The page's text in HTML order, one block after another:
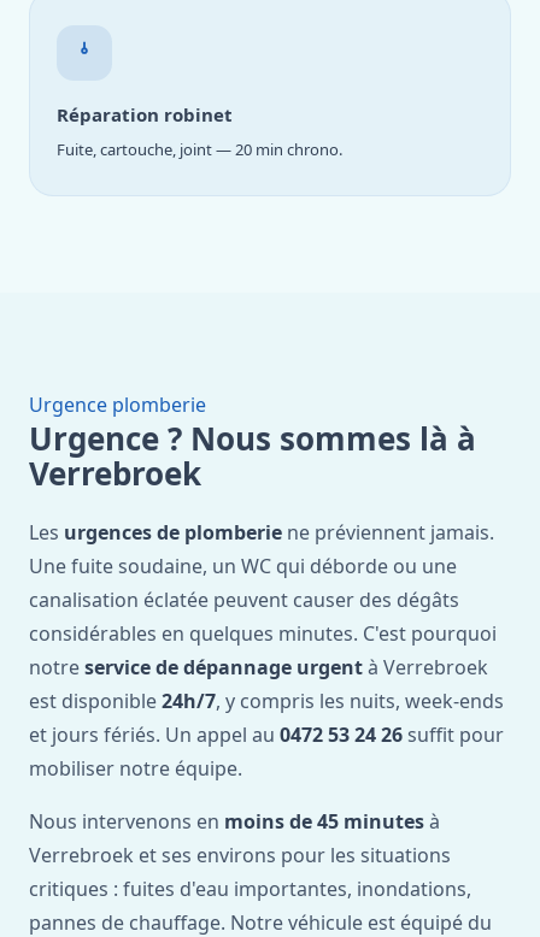
Réparation robinet
Fuite, cartouche, joint — 20 min chrono.
Urgence plomberie
Urgence ? Nous sommes là à
Verrebroek
Les urgences de plomberie ne préviennent jamais.
Une fuite soudaine, un WC qui déborde ou une
canalisation éclatée peuvent causer des dégâts
considérables en quelques minutes. C'est pourquoi
notreservice de dépannage urgentà Verrebroek
est disponible24h/7, y compris les nuits, week-ends
et jours fériés. Un appel au 0472 53 24 26 suffit pour
mobiliser notre équipe.
Nous intervenons en moins de 45 minutesà
Verrebroek et ses environs pour les situations
critiques : fuites d'eau importantes, inondations,
pannes de chauffage. Notre véhicule est équipé du